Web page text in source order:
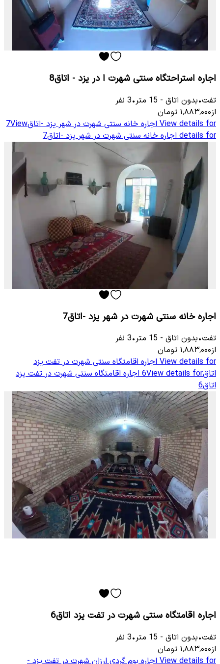
اجاره استراحتگاه سنتی شهرت ا در یزد - اتاق8
تفت•بدون اتاق -
15 متر•
3 نفر
از۱٬۸۸۳٬۰۰۰ تومان
View details for اجاره خانه سنتی شهرت در شهر یزد -اتاق7View
details for اجاره خانه سنتی شهرت در شهر یزد -اتاق7
اجاره خانه سنتی شهرت در شهر یزد -اتاق7
تفت•بدون اتاق -
15 متر•
3 نفر
از۱٬۸۸۳٬۰۰۰ تومان
View details for اجاره اقامتگاه سنتی شهرت در تفت یزد
اتاق6View details for اجاره اقامتگاه سنتی شهرت در تفت یزد
اتاق6
اجاره اقامتگاه سنتی شهرت در تفت یزد اتاق6
تفت•بدون اتاق -
15 متر•
3 نفر
از۱٬۸۸۳٬۰۰۰ تومان
View details for اجاره بوم گردی ارزان شهرت در تفت یزد -